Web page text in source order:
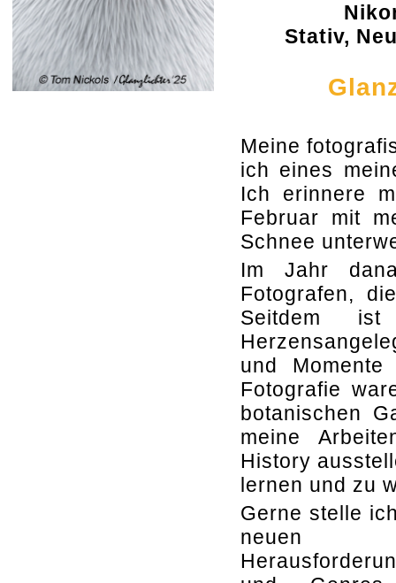
Stativ,
Meine
ich eines
Ich erinnere
Februar mit
Schnee
Im Jahr
Fotografen,
Seitdem
und
Fotografie
botanischen
meine
History
lernen und zu
Gerne stelle
neuen